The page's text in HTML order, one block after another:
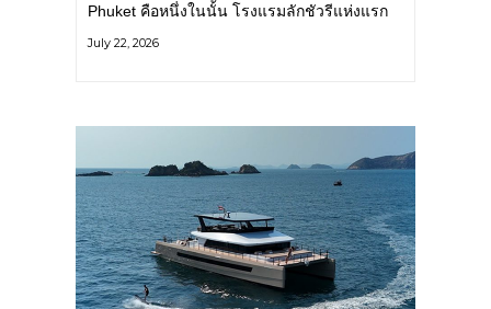
Phuket คือหนึ่งในนั้น โรงแรมลักชัวรีแห่งแรก
แหลมพันวา ทางตะวันออกเฉียงใต้ของเกาะ
July 22, 2026